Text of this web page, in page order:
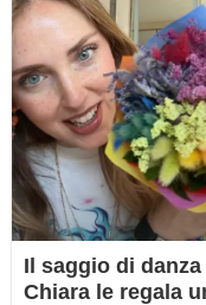
Il saggio di
Chiara le regala